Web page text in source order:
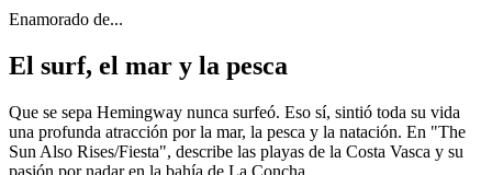
Enamorado de...
El surf, el mar y la pesca
Que se sepa Hemingway nunca surfeó. Eso sí, sintió toda su vida
una profunda atracción por la mar, la pesca y la natación. En "The
Sun Also Rises/Fiesta", describe las playas de la Costa Vasca y su
pasión por nadar en la bahía de La Concha.